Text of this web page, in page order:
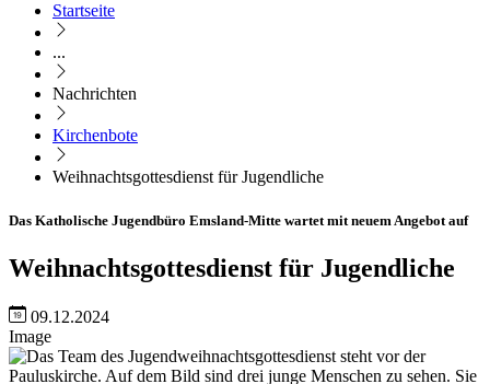
Startseite
...
Nachrichten
Kirchenbote
Weihnachtsgottesdienst für Jugendliche
Das Katholische Jugendbüro Emsland-Mitte wartet mit neuem Angebot auf
Weihnachtsgottesdienst für Jugendliche
09.12.2024
Image